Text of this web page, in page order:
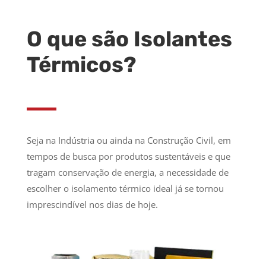
O que são Isolantes
Térmicos?
Seja na Indústria ou ainda na Construção Civil, em
tempos de busca por produtos sustentáveis e que
tragam conservação de energia, a necessidade de
escolher o isolamento térmico ideal já se tornou
imprescindível nos dias de hoje.